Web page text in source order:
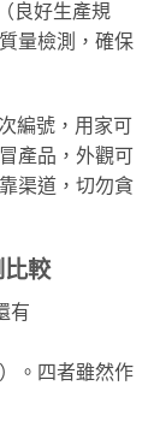
良好生產規
量檢測，確保
編號，用家可
產品，外觀可
渠道，切勿貪
較
有
。四者雖然作